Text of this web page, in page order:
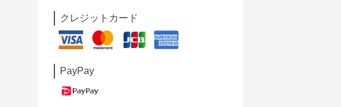
クレジットカード
PayPay